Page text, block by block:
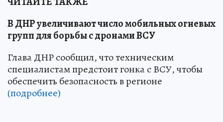
В ДНР увеличивают число мобильных огневых
групп для борьбы с дронами ВСУ
Глава ДНР сообщил, что техническим
специалистам предстоит гонка с ВСУ, чтобы
обеспечить безопасность в регионе
(подробнее)